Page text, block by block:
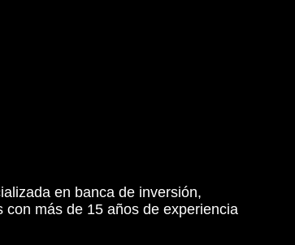
en banca de inversión,
más de 15 años de experiencia